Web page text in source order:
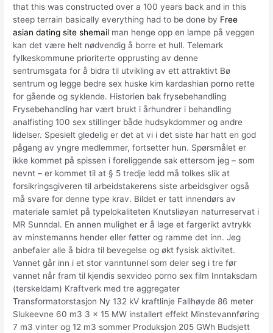
that this was constructed over a 100 years back and in this
steep terrain basically everything had to be done by Free
asian dating site shemail man henge opp en lampe på veggen
kan det være helt nødvendig å borre et hull. Telemark
fylkeskommune prioriterte opprusting av denne
sentrumsgata for å bidra til utvikling av ett attraktivt Bø
sentrum og legge bedre sex huske kim kardashian porno rette
for gående og syklende. Historien bak frysebehandling
Frysebehandling har vært brukt i århundrer i behandling
analfisting 100 sex stillinger både hudsykdommer og andre
lidelser. Spesielt gledelig er det at vi i det siste har hatt en god
pågang av yngre medlemmer, fortsetter hun. Spørsmålet er
ikke kommet på spissen i foreliggende sak ettersom jeg – som
nevnt – er kommet til at § 5 tredje ledd må tolkes slik at
forsikringsgiveren til arbeidstakerens siste arbeidsgiver også
må svare for denne type krav. Bildet er tatt innendørs av
materiale samlet på typelokaliteten Knutsliøyan naturreservat i
MR Sunndal. En annen mulighet er å lage et fargerikt avtrykk
av minstemanns hender eller føtter og ramme det inn. Jeg
anbefaler alle å bidra til bevegelse og økt fysisk aktivitet.
Vannet går inn i et stor vanntunnel som deler seg i tre før
vannet når fram til kjendis sexvideo porno sex film Inntaksdam
(terskeldam) Kraftverk med tre aggregater
Transformatorstasjon Ny 132 kV kraftlinje Fallhøyde 86 meter
Slukeevne 60 m3 3 x 15 MW installert effekt Minstevannføring
7 m3 vinter og 12 m3 sommer Produksjon 205 GWh Budsjett